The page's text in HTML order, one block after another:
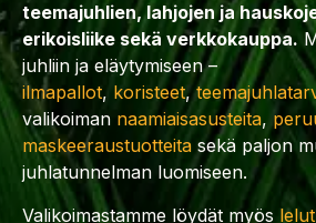
teemajuhlien, lahjojen ja
erikoisliike sekä verkkokauppa.
juhliin ja eläytymiseen –
ilmapallot, koristeet,
valikoiman naamiaisasusteita,
maskeeraustuotteita sekä paljon
juhlatunnelman luomiseen.
Valikoimastamme löydät myös lelut